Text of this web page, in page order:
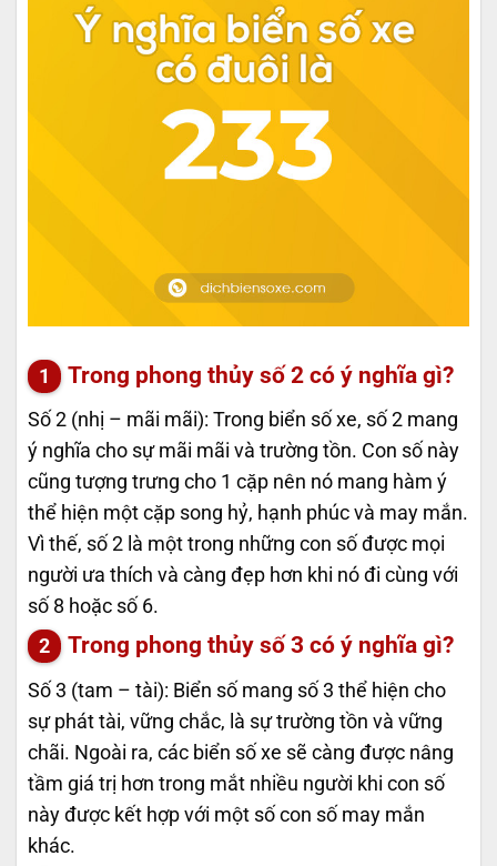
Trong phong thủy số 2 có ý nghĩa gì?
Số 2 (nhị – mãi mãi): Trong biển số xe, số 2 mang
ý nghĩa cho sự mãi mãi và trường tồn. Con số này
cũng tượng trưng cho 1 cặp nên nó mang hàm ý
thể hiện một cặp song hỷ, hạnh phúc và may mắn.
Vì thế, số 2 là một trong những con số được mọi
người ưa thích và càng đẹp hơn khi nó đi cùng với
số 8 hoặc số 6.
Trong phong thủy số 3 có ý nghĩa gì?
Số 3 (tam – tài): Biển số mang số 3 thể hiện cho
sự phát tài, vững chắc, là sự trường tồn và vững
chãi. Ngoài ra, các biển số xe sẽ càng được nâng
tầm giá trị hơn trong mắt nhiều người khi con số
này được kết hợp với một số con số may mắn
khác.